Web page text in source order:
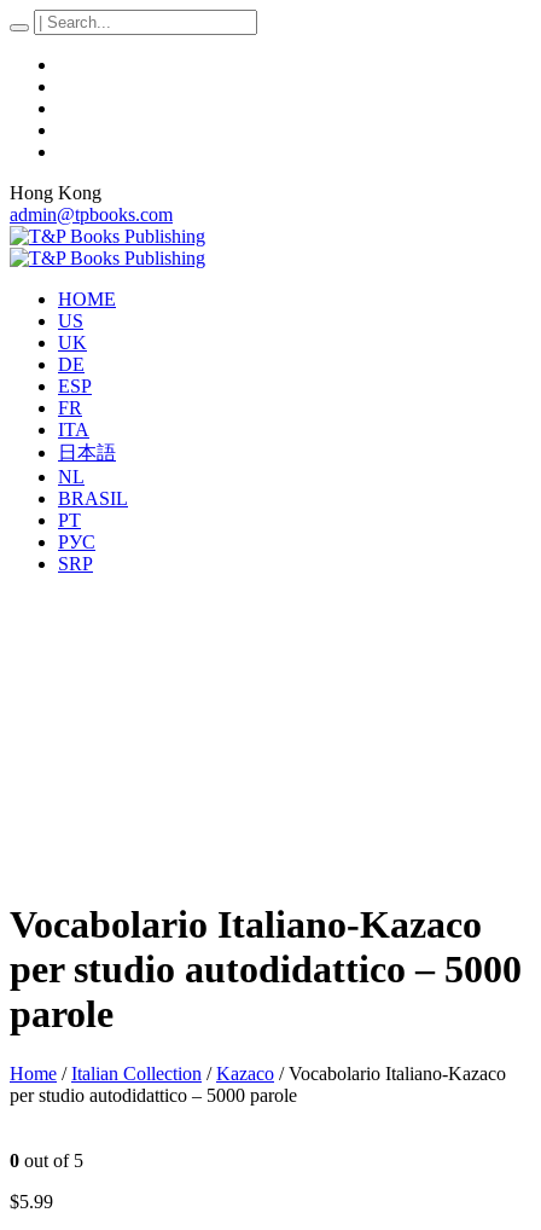
Hong Kong
admin@tpbooks.com
HOME
US
UK
DE
ESP
FR
ITA
日本語
NL
BRASIL
PT
РУС
SRP
Vocabolario Italiano-Kazaco
per studio autodidattico – 5000
parole
Home /Italian Collection /Kazaco / Vocabolario Italiano-Kazaco
per studio autodidattico – 5000 parole
0 out of 5
$5.99